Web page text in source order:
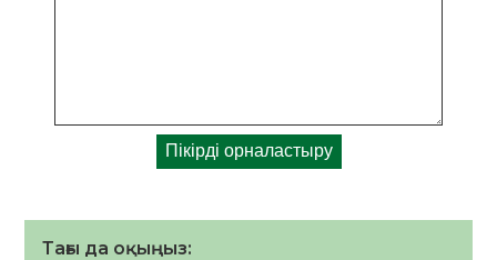
Тағы да оқыңыз: